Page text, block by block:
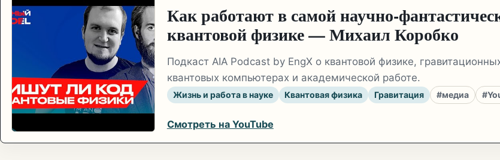
Как работают в самой научно-
квантовой физике — Михаил Коробко
Подкаст AIA Podcast by EngX о квантовой физике,
квантовых компьютерах и академической работе.
Жизнь и работа в науке Квантовая физика Гравитация #медиа
Смотреть на YouTube